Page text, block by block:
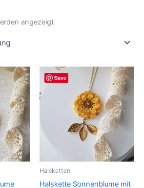
angezeigt
Save
Halsketten
Halskette Sonnenblume mit